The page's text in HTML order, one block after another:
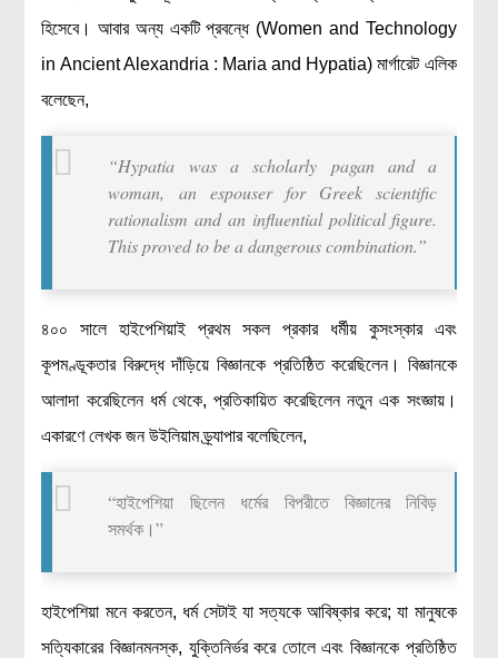
হিসেবে। আবার অন্য একটি প্রবন্ধে (Women and Technology
in Ancient Alexandria : Maria and Hypatia) মার্গারেট এলিক
বলেছেন,
“Hypatia was a scholarly pagan and a
woman, an espouser for Greek scientific
rationalism and an influential political figure.
This proved to be a dangerous combination.”
৪০০ সালে হাইপেশিয়াই প্রথম সকল প্রকার ধর্মীয় কুসংস্কার এবং
কূপমণ্ডূকতার বিরুদ্ধে দাঁড়িয়ে বিজ্ঞানকে প্রতিষ্ঠিত করেছিলেন। বিজ্ঞানকে
আলাদা করেছিলেন ধর্ম থেকে, প্রতিকায়িত করেছিলেন নতুন এক সংজ্ঞায়।
একারণে লেখক জন উইলিয়াম ড্র্যাপার বলেছিলেন,
“হাইপেশিয়া ছিলেন ধর্মের বিপরীতে বিজ্ঞানের নিবিড়
সমর্থক।”
হাইপেশিয়া মনে করতেন, ধর্ম সেটাই যা সত্যকে আবিষ্কার করে; যা মানুষকে
সত্যিকারের বিজ্ঞানমনস্ক, যুক্তিনির্ভর করে তোলে এবং বিজ্ঞানকে প্রতিষ্ঠিত